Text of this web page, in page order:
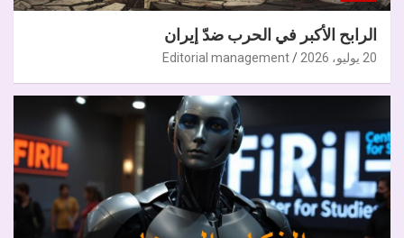
الرابح الأكبر في الحرب ضدّ إيران
20 يوليو، 2026 Editorial management